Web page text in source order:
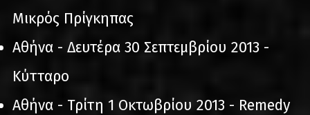
Μικρός Πρίγκηπας
Αθήνα - Δευτέρα 30 Σεπτεμβρίου 2013 -
Κύτταρο
Αθήνα - Τρίτη 1 Οκτωβρίου 2013 - Remedy